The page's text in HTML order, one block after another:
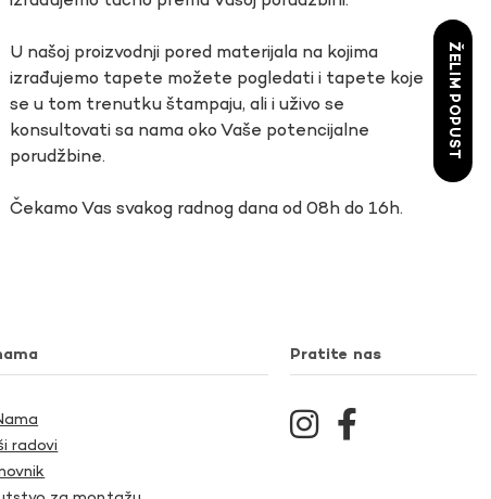
U našoj proizvodnji pored materijala na kojima
izrađujemo tapete možete pogledati i tapete koje
se u tom trenutku štampaju, ali i uživo se
konsultovati sa nama oko Vaše potencijalne
porudžbine.
Čekamo Vas svakog radnog dana od 08h do 16h.
radovi
Pratite nas
ŽELIM POPUST